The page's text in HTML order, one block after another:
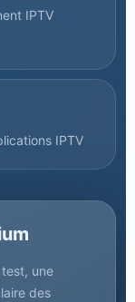
IPTV
IPTV
une
des